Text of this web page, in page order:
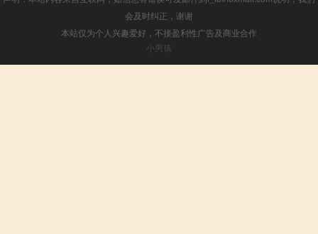
会及时纠正，谢谢
本站仅为个人兴趣爱好，不接盈利性广告及商业合作
小男孩